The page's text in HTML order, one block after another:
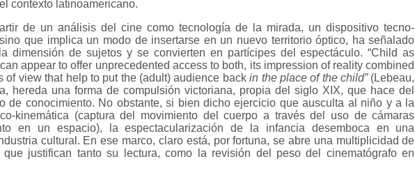
contexto latinoamericano.
de un análisis del cine como tecnología de la mirada, un dispositivo tecno-
que implica un modo de insertarse en un nuevo territorio óptico, ha señalado
dimensión de sujetos y se convierten en partícipes del espectáculo. “Child as
appear to offer unprecedented access to both, its impression of reality combined
of view that help to put the (adult) audience backin the place of the child” (Lebeau,
hereda una forma de compulsión victoriana, propia del siglo XIX, que hace del
de conocimiento. No obstante, si bien dicho ejercicio que ausculta al niño y a la
kinemática (captura del movimiento del cuerpo a través del uso de cámaras
en un espacio), la espectacularización de la infancia desemboca en una
cultural. En ese marco, claro está, por fortuna, se abre una multiplicidad de
justifican tanto su lectura, como la revisión del peso del cinematógrafo en